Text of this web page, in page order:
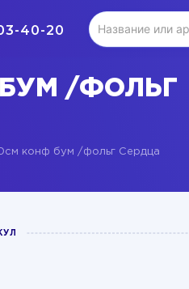
40-20
/ФОЛЬГ
конф бум /фольг Сердца